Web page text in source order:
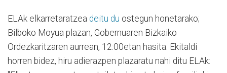
ELAk elkarretaratzea deitu du ostegun honetarako;
Bilboko Moyua plazan, Gobernuaren Bizkaiko
Ordezkaritzaren aurrean, 12:00etan hasita. Ekitaldi
horren bidez, hiru adierazpen plazaratu nahi ditu ELAk: